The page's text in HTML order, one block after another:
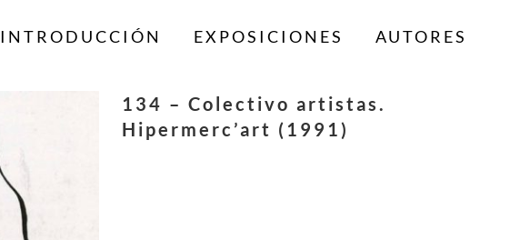
INTRODUCCIÓN EXPOSICIONES AUTORES
134 – Colectivo artistas.
Hipermerc’art (1991)